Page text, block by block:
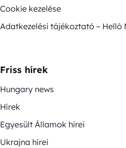
Cookie kezelése
Adatkezelési tájékoztató – Helló
Friss hírek
Hungary news
Hírek
Egyesült Államok hírei
Ukrajna hírei